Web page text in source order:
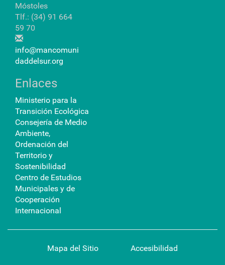
Móstoles
Tlf.: (34) 91 664
59 70
info@mancomuni
daddelsur.org
Enlaces
Ministerio para la
Transición Ecológica
Consejería de Medio
Ambiente,
Ordenación del
Territorio y
Sostenibilidad
Centro de Estudios
Municipales y de
Cooperación
Internacional
Mapa del Sitio Accesibilidad